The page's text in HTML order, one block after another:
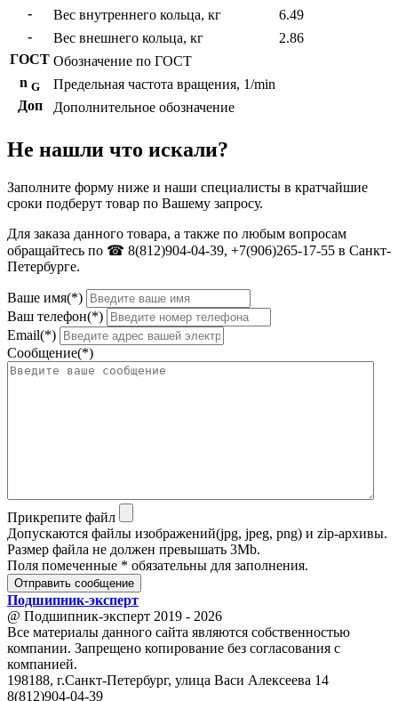
-
Вес внутреннего кольца, кг
6.49
-
Вес внешнего кольца, кг
2.86
ГОСТ Обозначение по ГОСТ
n G
Предельная частота вращения, 1/min
Доп
Дополнительное обозначение
Не нашли что искали?
Заполните форму ниже и наши специалисты в кратчайшие
сроки подберут товар по Вашему запросу.
Для заказа данного товара, а также по любым вопросам
обращайтесь по ☎ 8(812)904-04-39, +7(906)265-17-55 в Санкт-
Петербурге.
Ваше имя(*)
Ваш телефон(*)
Email(*)
Сообщение(*)
Прикрепите файл
Допускаются файлы изображений(jpg, jpeg, png) и zip-архивы.
Размер файла не должен превышать 3Mb.
Поля помеченные * обязательны для заполнения.
Отправить сообщение
Подшипник-эксперт
@ Подшипник-эксперт 2019 - 2026
Все материалы данного сайта являются собственностью
компании. Запрещено копирование без согласования с
компанией.
198188, г.Санкт-Петербург, улица Васи Алексеева 14
8(812)904-04-39